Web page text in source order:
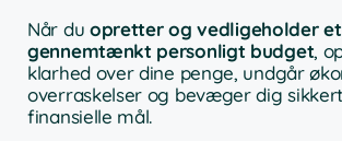
Når du opretter og vedligeholder et
gennemtænkt personligt budget,
klarhed over dine penge, undgår
overraskelser og bevæger dig
finansielle mål.